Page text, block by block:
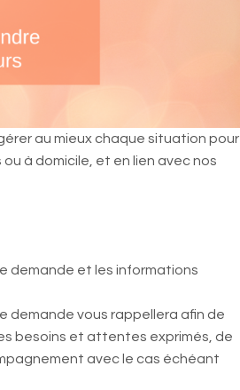
au mieux chaque situation pour
à domicile, et en lien avec nos
demande et les informations
demande vous rappellera afin de
besoins et attentes exprimés, de
avec le cas échéant